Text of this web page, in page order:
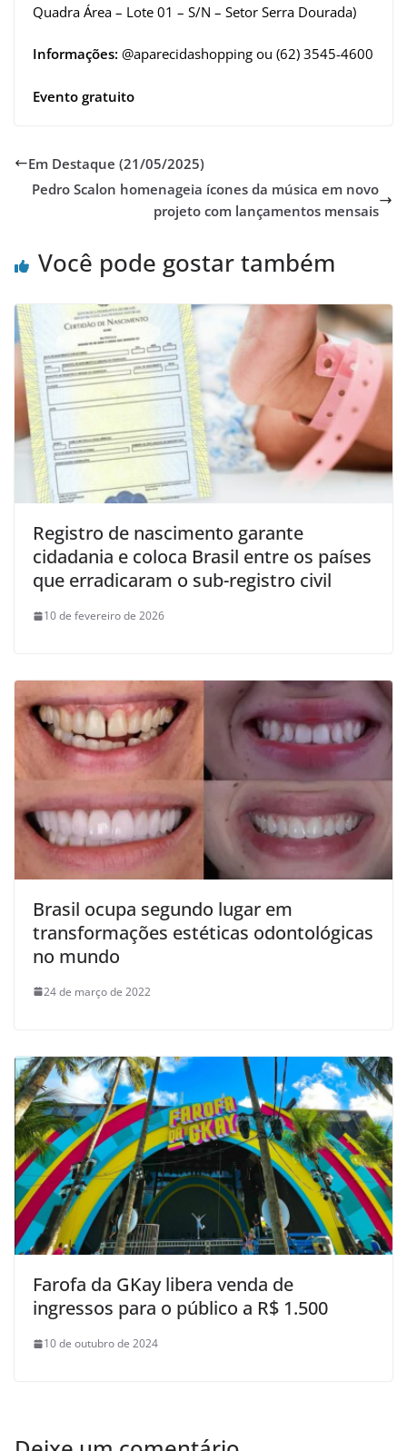
Quadra Área – Lote 01 – S/N – Setor Serra Dourada)
Informações: @aparecidashopping ou (62) 3545-4600
Evento gratuito
Em Destaque (21/05/2025)
Pedro Scalon homenageia ícones da música em novo
projeto com lançamentos mensais
Você pode gostar também
Registro de nascimento garante
cidadania e coloca Brasil entre os países
que erradicaram o sub-registro civil
10 de fevereiro de 2026
Brasil ocupa segundo lugar em
transformações estéticas odontológicas
no mundo
24 de março de 2022
Farofa da GKay libera venda de
ingressos para o público a R$ 1.500
10 de outubro de 2024